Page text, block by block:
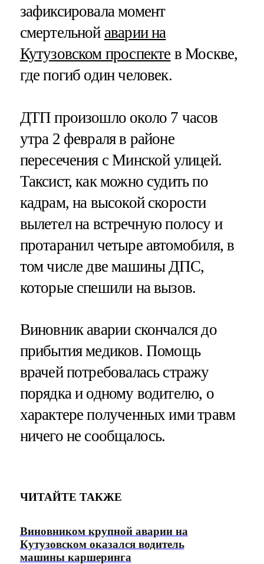
зафиксировала момент
смертельной аварии на
Кутузовском проспекте в Москве,
где погиб один человек.
ДТП произошло около 7 часов
утра 2 февраля в районе
пересечения с Минской улицей.
Таксист, как можно судить по
кадрам, на высокой скорости
вылетел на встречную полосу и
протаранил четыре автомобиля, в
том числе две машины ДПС,
которые спешили на вызов.
Виновник аварии скончался до
прибытия медиков. Помощь
врачей потребовалась стражу
порядка и одному водителю, о
характере полученных ими травм
ничего не сообщалось.
ЧИТАЙТЕ ТАКЖЕ
Виновником крупной аварии на
Кутузовском оказался водитель
машины каршеринга